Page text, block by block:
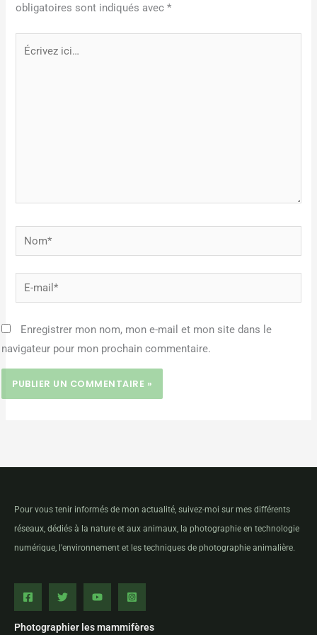
obligatoires sont indiqués avec*
Écrivez
Nom*
mail*
Enregistrer mon nom, mon e-mail et mon site dans le
navigateur pour mon prochain commentaire.
Pour vous tenir informés de mon actualité, suivez-moi sur mes différents
réseaux, dédiés à la nature et aux animaux, la photographie en technologie
numérique, l'environnement et les techniques de photographie animalière.
Photographier les mammifères